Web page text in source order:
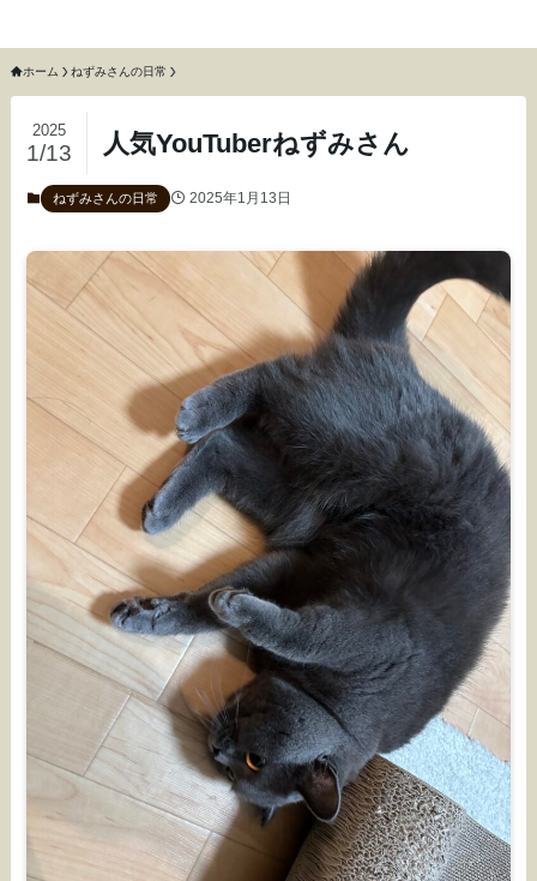
ホーム ねずみさんの日常
人気YouTuberねずみさん
2025
1/13
ねずみさんの日常 2025年1月13日